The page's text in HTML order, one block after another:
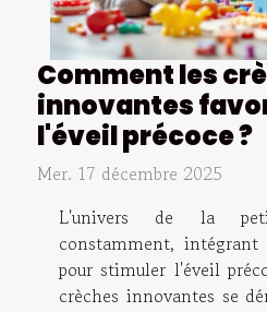
Comment les
innovantes
l'éveil précoce ?
Mer. 17 décembre 2025
L'univers de la
constamment, intégrant
pour stimuler l'éveil
crèches innovantes se